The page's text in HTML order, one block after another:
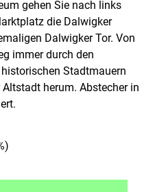
gehen Sie nach links
die Dalwigker
Dalwigker Tor. Von
immer durch den
Stadtmauern
herum. Abstecher in